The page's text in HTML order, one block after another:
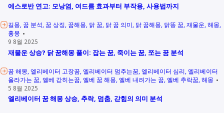
에스로반 연고: 모낭염, 여드름 효과부터 부작용, 사용법까지
길몽 꿈 분석 꿈 상징 꿈해몽 닭 꿈 닭 꿈 의미 닭 꿈해몽 닭똥 꿈 재물운 해몽
흉몽
9 8월 2025
재물운 상승? 닭 꿈해몽 풀이: 잡는 꿈, 죽이는 꿈, 쪼는 꿈 분석
꿈 해몽 엘리베이터 고장꿈 엘리베이터 멈추는꿈 엘리베이터 심리 엘리베이터
올라가는 꿈 엘베 갇히는꿈 엘베 꿈 해몽 엘베 내려가는 꿈 엘베 추락꿈 해몽
5 8월 2025
엘리베이터 꿈 해몽 상승, 추락, 멈춤, 갇힘의 의미 분석